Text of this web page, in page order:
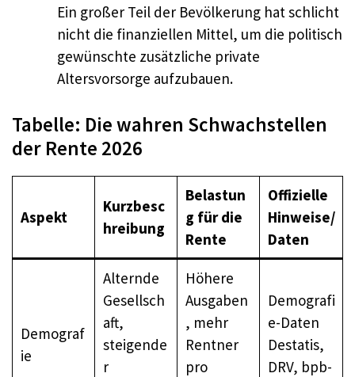
Ein großer Teil der Bevölkerung hat schlicht
nicht die finanziellen Mittel, um die politisch
gewünschte zusätzliche private
Altersvorsorge aufzubauen.
Tabelle: Die wahren Schwachstellen
der Rente 2026
Aspekt
Kurzbesc
hreibung
Belastun
g für die
Rente
Offizielle
Hinweise/
Daten
Demograf
ie
Alternde
Gesellsch
aft,
steigende
r
Höhere
Ausgaben
, mehr
Rentner
pro
Demografi
e-Daten
Destatis,
DRV, bpb-